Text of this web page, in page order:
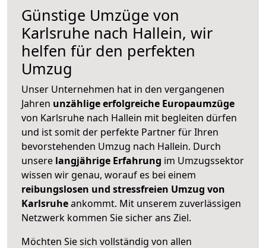
Günstige Umzüge von
Karlsruhe nach Hallein, wir
helfen für den perfekten
Umzug
Unser Unternehmen hat in den vergangenen
Jahren unzählige erfolgreiche Europaumzüge
von Karlsruhe nach Hallein mit begleiten dürfen
und ist somit der perfekte Partner für Ihren
bevorstehenden Umzug nach Hallein. Durch
unsere langjährige Erfahrung im Umzugssektor
wissen wir genau, worauf es bei einem
reibungslosen und stressfreien Umzug von
Karlsruheankommt. Mit unserem zuverlässigen
Netzwerk kommen Sie sicher ans Ziel.
Möchten Sie sich vollständig von allen